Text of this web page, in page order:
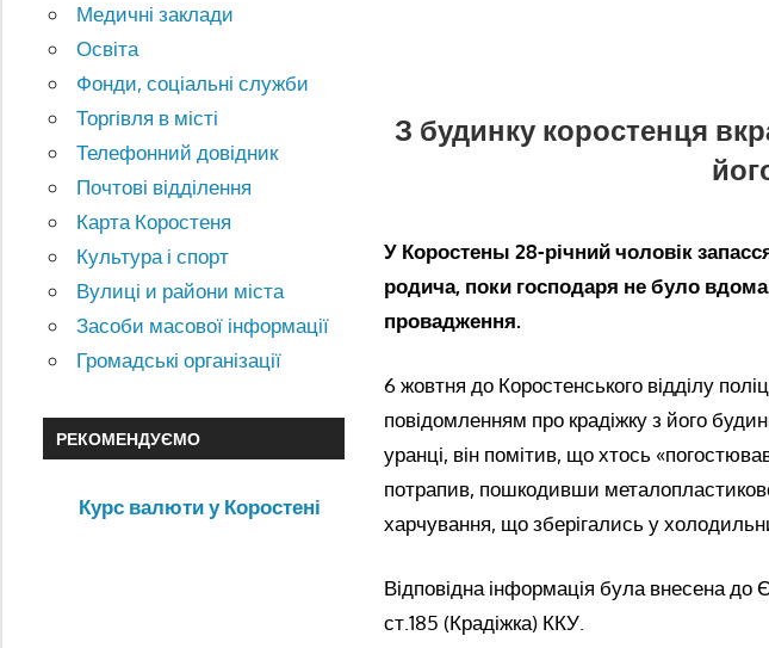
З будинку коростенця
У Коростены 28-річний чоловік
родича, поки господаря не було
провадження.
6 жовтня до Коростенського відділу
повідомленням про крадіжку з його
уранці, він помітив, що хтось
потрапив, пошкодивши
харчування, що зберігались у
Відповідна інформація була внесена до
ст.185 (Крадіжка) ККУ.
Медичні заклади
Освіта
Фонди, соціальні служби
Торгівля в місті
Телефонний довідник
Почтові відділення
Карта Коростеня
Культура і спорт
Вулиці и райони міста
Засоби масової інформації
Громадські організації
РЕКОМЕНДУЄМО
Курс валюти у Коростені